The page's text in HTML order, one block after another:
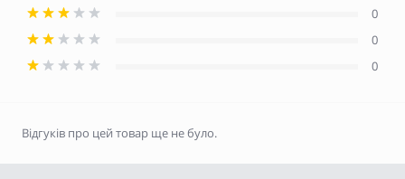
0
0
0
Відгуків про цей товар ще не було.